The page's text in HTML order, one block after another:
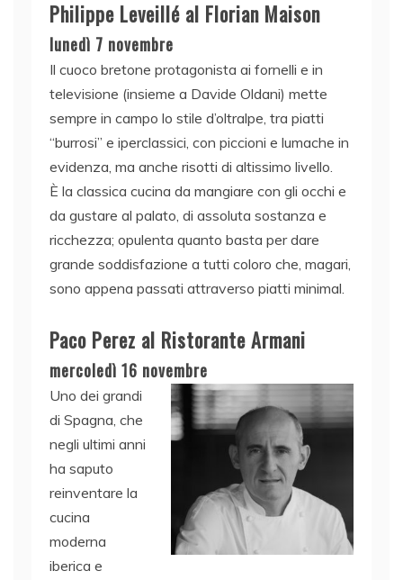
Philippe Leveillé al Florian Maison
lunedì 7 novembre
Il cuoco bretone protagonista ai fornelli e in
televisione (insieme a Davide Oldani) mette
sempre in campo lo stile d’oltralpe, tra piatti
“burrosi” e iperclassici, con piccioni e lumache in
evidenza, ma anche risotti di altissimo livello.
È la classica cucina da mangiare con gli occhi e
da gustare al palato, di assoluta sostanza e
ricchezza; opulenta quanto basta per dare
grande soddisfazione a tutti coloro che, magari,
sono appena passati attraverso piatti minimal.
Paco Perez al Ristorante Armani
mercoledì 16 novembre
Uno dei grandi
di Spagna, che
negli ultimi anni
ha saputo
reinventare la
cucina
moderna
iberica e